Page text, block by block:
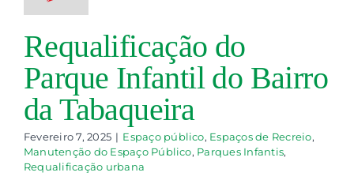
urbana
Requalificação do
Parque Infantil do Bairro
da Tabaqueira
Fevereiro 7, 2025 | Espaço público, Espaços de Recreio,
Manutenção do Espaço Público, Parques Infantis,
Requalificação urbana